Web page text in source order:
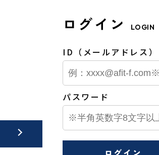
ログイン LOGIN
ID（メールアドレス）
パスワード
ログイン